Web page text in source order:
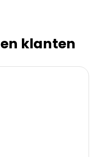
klanten